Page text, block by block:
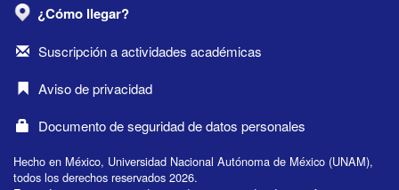
¿Cómo llegar?
Suscripción a actividades académicas
Aviso de privacidad
Documento de seguridad de datos personales
Hecho en México, Universidad Nacional Autónoma de México (UNAM),
todos los derechos reservados 2026.